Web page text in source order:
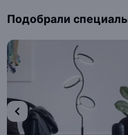
Подобрали